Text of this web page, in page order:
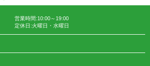
営業時間:10:00～19:00
定休日:火曜日・水曜日